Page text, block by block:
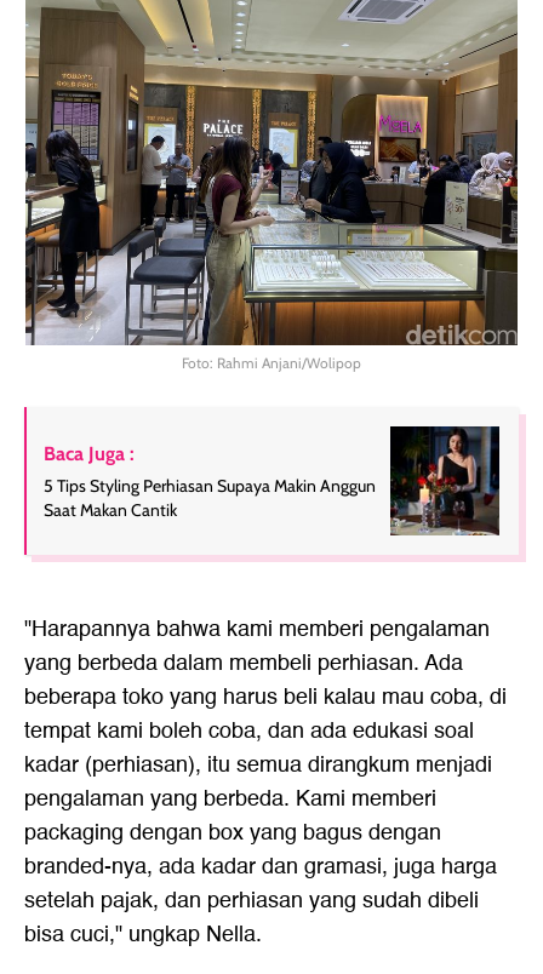
Foto: Rahmi Anjani/Wolipop
Baca Juga :
5 Tips Styling Perhiasan Supaya Makin Anggun
Saat Makan Cantik
"Harapannya bahwa kami memberi pengalaman
yang berbeda dalam membeli perhiasan. Ada
beberapa toko yang harus beli kalau mau coba, di
tempat kami boleh coba, dan ada edukasi soal
kadar (perhiasan), itu semua dirangkum menjadi
pengalaman yang berbeda. Kami memberi
packaging dengan box yang bagus dengan
branded-nya, ada kadar dan gramasi, juga harga
setelah pajak, dan perhiasan yang sudah dibeli
bisa cuci," ungkap Nella.